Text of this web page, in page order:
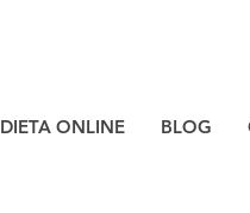
DIETA ONLINE BLOG